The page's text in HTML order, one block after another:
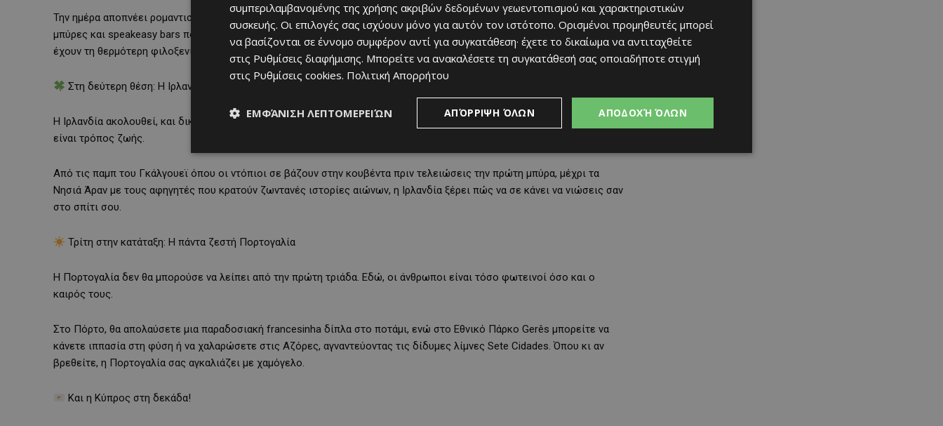
Την ημέρα αποπνέει ρομαντισμό και ιστορία· τη νύχτα, μεταμορφώνεται σε μια πόλη γεμάτη ζωντανή μουσική, craft
μπύρες και speakeasy bars που σε κερδίζουν από το πρώτο ποτό. Ο αέρας μπορεί να είναι δροσερός, αλλά οι Εσθονοί
έχουν τη θερμότερη φιλοξενία του Βορρά!
Στη δεύτερη θέση: Η Ιρλανδία, όπου κανείς δεν είναι ξένος
Η Ιρλανδία ακολουθεί, και δικαίως. Εδώ, το “Céad míle fáilte” (εκατό χιλιάδες καλωσορίσματα) δεν είναι απλώς φράση –
είναι τρόπος ζωής.
Από τις παμπ του Γκάλγουεϊ όπου οι ντόπιοι σε βάζουν στην κουβέντα πριν τελειώσεις την πρώτη μπύρα, μέχρι τα
Νησιά Άραν με τους αφηγητές που κρατούν ζωντανές ιστορίες αιώνων, η Ιρλανδία ξέρει πώς να σε κάνει να νιώσεις σαν
στο σπίτι σου.
Τρίτη στην κατάταξη: Η πάντα ζεστή Πορτογαλία
Η Πορτογαλία δεν θα μπορούσε να λείπει από την πρώτη τριάδα. Εδώ, οι άνθρωποι είναι τόσο φωτεινοί όσο και ο
καιρός τους.
Στο Πόρτο, θα απολαύσετε μια παραδοσιακή francesinha δίπλα στο ποτάμι, ενώ στο Εθνικό Πάρκο Gerês μπορείτε να
κάνετε ιππασία στη φύση ή να χαλαρώσετε στις Αζόρες, αγναντεύοντας τις δίδυμες λίμνες Sete Cidades. Όπου κι αν
βρεθείτε, η Πορτογαλία σας αγκαλιάζει με χαμόγελο.
Και η Κύπρος στη δεκάδα!
συμπεριλαμβανομένης της χρήσης ακριβών δεδομένων γεωεντοπισμού και χαρακτηριστικών
συσκευής. Οι επιλογές σας ισχύουν μόνο για αυτόν τον ιστότοπο. Ορισμένοι προμηθευτές μπορεί
να βασίζονται σε έννομο συμφέρον αντί για συγκατάθεση· έχετε το δικαίωμα να αντιταχθείτε
στις Ρυθμίσεις διαφήμισης. Μπορείτε να ανακαλέσετε τη συγκατάθεσή σας οποιαδήποτε στιγμή
στις Ρυθμίσεις cookies. Πολιτική Απορρήτου
ΑΠΟΔΟΧΉ ΌΛΩΝ
ΑΠΌΡΡΙΨΗ ΌΛΩΝ
ΕΜΦΆΝΙΣΗ ΛΕΠΤΟΜΕΡΕΙΏΝ